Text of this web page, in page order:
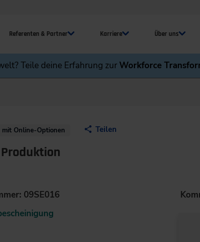
Referenten & Partner Karriere Über uns
Teile deine Erfahrung zurWorkforce
mit Online-Optionen Teilen
09SE016